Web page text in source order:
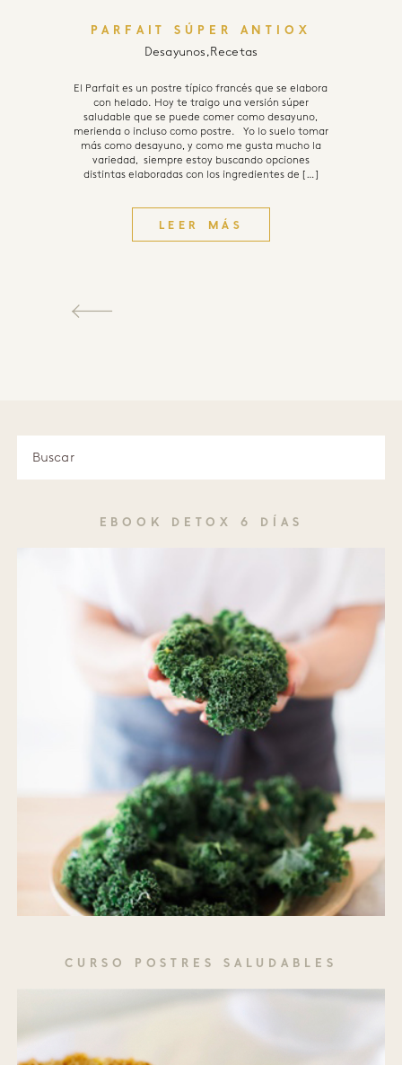
PARFAIT SÚPER ANTIOX
Desayunos,Recetas
El Parfait es un postre típico francés que se elabora
con helado. Hoy te traigo una versión súper
saludable que se puede comer como desayuno,
merienda o incluso como postre. Yo lo suelo tomar
más como desayuno, y como me gusta mucho la
variedad, siempre estoy buscando opciones
distintas elaboradas con los ingredientes de […]
LEER MÁS
EBOOK DETOX 6 DÍAS
CURSO POSTRES SALUDABLES